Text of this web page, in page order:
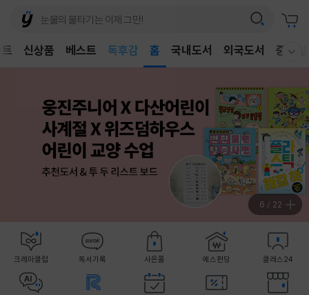
신상품 베스트
어린이
어린이
홈 국내도서 외국도서 중고샵
7 / 22
크레마클럽 독서기록 사은품 예스펀딩 클래스24